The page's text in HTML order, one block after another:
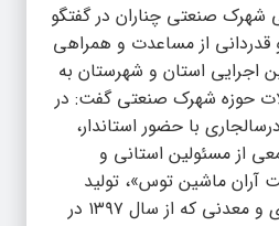
صنعتی چناران در گفتگو
قدردانی از مساعدت و همراهی
اجرایی استان و شهرستان به
حوزه شهرک صنعتی گفت: در
با حضور استاندار،
از مسئولین استانی و
آران ماشین توس»، تولید
کننده ماشین‌آلات راه‌سازی و معدنی که از سال ۱۳۹۷ در